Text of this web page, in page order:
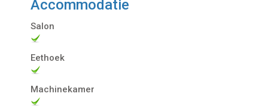
Accommodatie
Salon
Eethoek
Machinekamer